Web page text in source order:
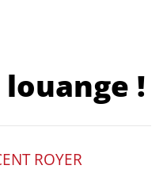
louange !
ROYER